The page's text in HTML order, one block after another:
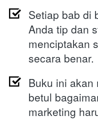
Setiap bab di
Anda tip dan
menciptakan
secara benar.
Buku ini akan
betul
marketing